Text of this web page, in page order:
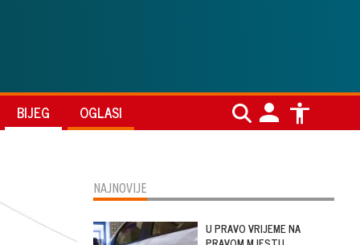
BIJEG OGLASI
NAJNOVIJE
U PRAVO VRIJEME NA